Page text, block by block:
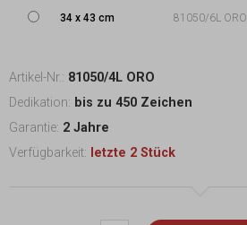
34x 43 cm 81050/6L ORO
Artikel-Nr.: 81050/4L ORO
Dedikation: bis zu 450 Zeichen
Garantie: 2 Jahre
Verfügbarkeit: letzte 2 Stück